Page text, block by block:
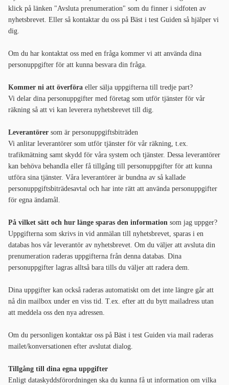
klick på länken "Avsluta prenumeration" som du finner i sidfoten av
nyhetsbrevet. Eller så kontaktar du oss på Bäst i test Guiden så hjälper vi
dig.
Om du har kontaktat oss med en fråga kommer vi att använda dina
personuppgifter för att kunna besvara din fråga.
Kommer ni att överföra eller sälja uppgifterna till tredje part?
Vi delar dina personuppgifter med företag som utför tjänster för vår
räkning så att vi kan leverera nyhetsbrevet till dig.
Leverantörer som är personuppgiftsbiträden
Vi anlitar leverantörer som utför tjänster för vår räkning, t.ex.
trafikmätning samt skydd för våra system och tjänster. Dessa leverantörer
kan behöva behandla eller få tillgång till personuppgifter för att kunna
utföra sina tjänster. Våra leverantörer är bundna av så kallade
personuppgiftsbiträdesavtal och har inte rätt att använda personuppgifter
för egna ändamål.
På vilket sätt och hur länge sparas den information som jag uppger?
Uppgifterna som skrivs in vid anmälan till nyhetsbrevet, sparas i en
databas hos vår leverantör av nyhetsbrevet. Om du väljer att avsluta din
prenumeration raderas uppgifterna från denna databas. Dina
personuppgifter lagras alltså bara tills du väljer att radera dem.
Dina uppgifter kan också raderas automatiskt om det inte längre går att
nå din mailbox under en viss tid. T.ex. efter att du bytt mailadress utan
att meddela oss den nya adressen.
Om du personligen kontaktar oss på Bäst i test Guiden via mail raderas
mailet/konversationen efter avslutat dialog.
Tillgång till dina egna uppgifter
Enligt dataskyddsförordningen ska du kunna få ut information om vilka